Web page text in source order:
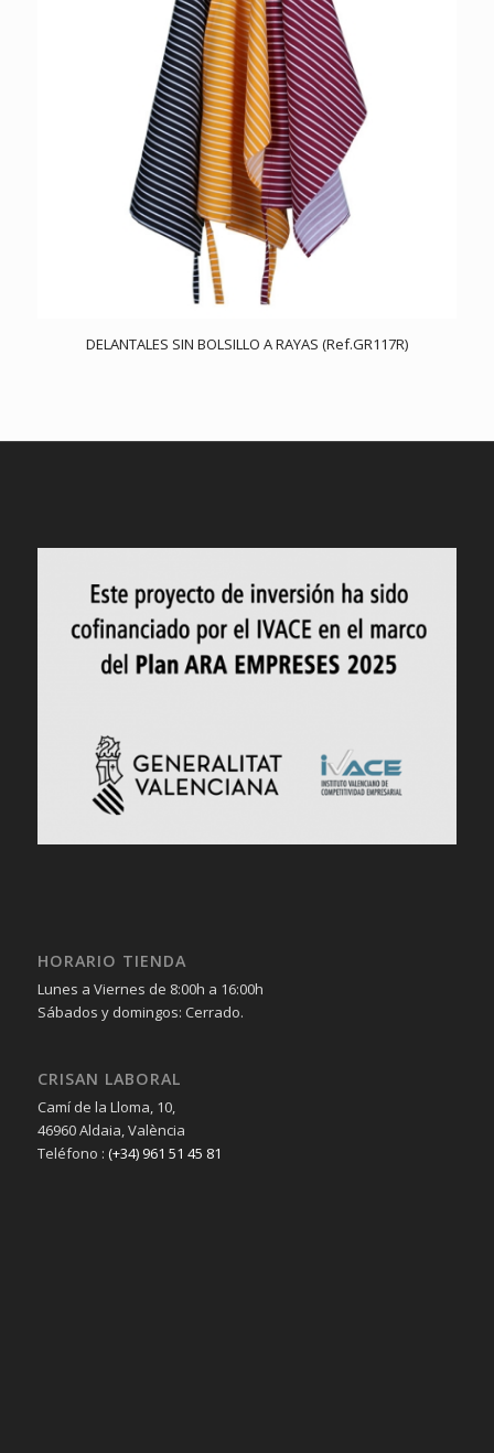
DELANTALES SIN BOLSILLO A RAYAS (Ref.GR117R)
HORARIO TIENDA
Lunes a Viernes de 8:00h a 16:00h
Sábados y domingos: Cerrado.
CRISAN LABORAL
Camí de la Lloma, 10,
46960 Aldaia, València
Teléfono : (+34) 961 51 45 81